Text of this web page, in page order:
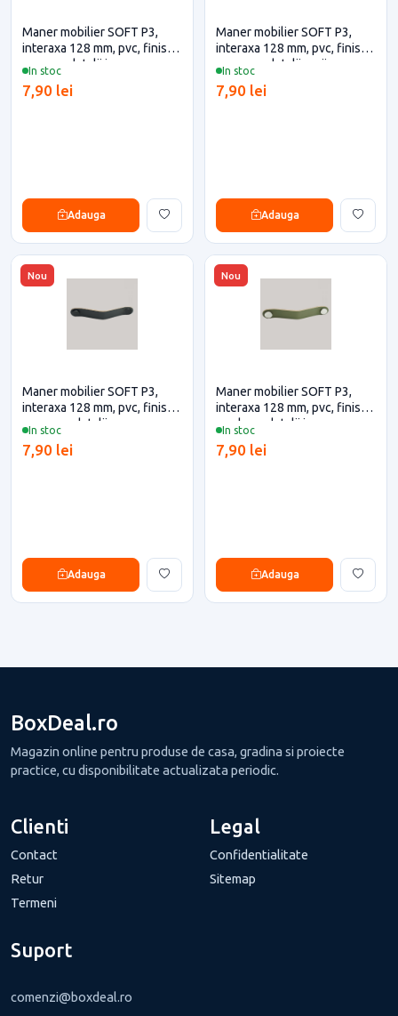
In stoc
Maner mobilier SOFT P3,
interaxa 128 mm, pvc, finisaj
maro cu detalii inox
7,90 lei
Adauga
In stoc
Maner mobilier SOFT P3,
interaxa 128 mm, pvc, finisaj
negru cu detalii aurii
7,90 lei
Adauga
Nou
In stoc
Maner mobilier SOFT P3,
interaxa 128 mm, pvc, finisaj
negru cu detalii negre
7,90 lei
Adauga
Nou
In stoc
Maner mobilier SOFT P3,
interaxa 128 mm, pvc, finisaj
verde cu detalii inox
7,90 lei
Adauga
BoxDeal.ro
Magazin online pentru produse de casa, gradina si proiecte
practice, cu disponibilitate actualizata periodic.
Clienti
Contact
Retur
Termeni
Legal
Confidentialitate
Sitemap
Suport
comenzi@boxdeal.ro